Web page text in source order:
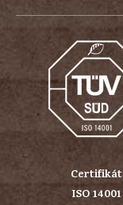
Certifikát
ISO 14001